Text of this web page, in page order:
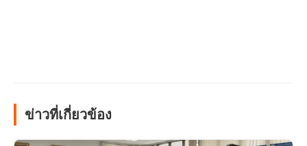
ข่าวที่เกี่ยวข้อง